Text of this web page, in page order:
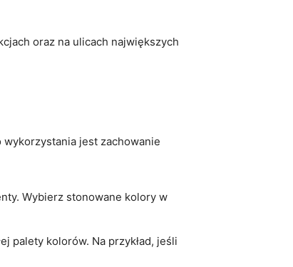
oraz⁣ na ⁢ulicach największych
jest zachowanie
Wybierz stonowane kolory w
palety kolorów. Na ‍przykład,⁤ jeśli